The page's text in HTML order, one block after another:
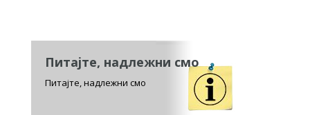
Питајте, надлежни смо
Питајте, надлежни смо